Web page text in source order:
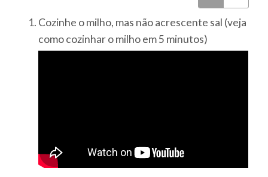
Cozinhe o milho, mas não acrescente sal (veja
como cozinhar o milho em 5 minutos)